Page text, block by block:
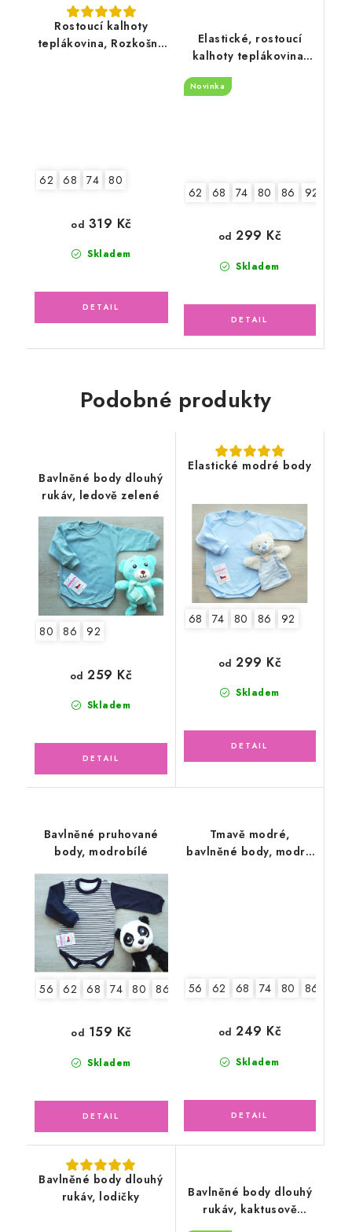
Rostoucí kalhoty
teplákovina, Rozkošné
62 68 74 80
Skladem
od 319 Kč
Elastické, rostoucí
kalhoty teplákovina,
Novinka
62 68 74 80 86 92-98
Skladem
od 299 Kč
Podobné produkty
Bavlněné body dlouhý
rukáv, ledově zelené
80 86 92
Skladem
od 259 Kč
Elastické modré body
68 74 80 86 92
Skladem
od 299 Kč
Bavlněné pruhované
body, modrobílé
56 62 68 74 80 86 92 2.jakost v.62
Skladem
od 159 Kč
Tmavě modré,
bavlněné body, modré
56 62 68 74 80 86
Skladem
od 249 Kč
Bavlněné body dlouhý
rukáv, lodičky
Bavlněné body dlouhý
rukáv, kaktusově